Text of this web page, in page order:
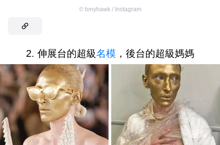
© tonyhawk / Instagram
2. 伸展台的超級名模 ，後台的超級媽媽